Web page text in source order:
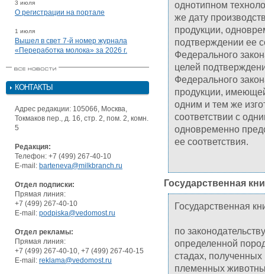
3 июля
О регистрации на портале
1 июля
Вышел в свет 7-й номер журнала
«Переработка молока» за 2026 г.
КОНТАКТЫ
Адрес редакции: 105066, Москва,
Токмаков пер., д. 16, стр. 2, пом. 2, комн.
5
Редакция:
Телефон: +7 (499) 267-40-10
E-mail: barteneva@milkbranch.ru
Отдел подписки:
Прямая линия:
+7 (499) 267-40-10
E-mail: podpiska@vedomost.ru
Отдел рекламы:
Прямая линия:
+7 (499) 267-40-10, +7 (499) 267-40-15
E-mail: reklama@vedomost.ru
однотипном
же дату
продукции,
подтверждении ее
Федерального
целей
Федерального
продукции,
одним и тем же
соответствии с
одновременно
ее соответствия.
Государственная
Государственная
по
определенной
стадах, полученных
племенных